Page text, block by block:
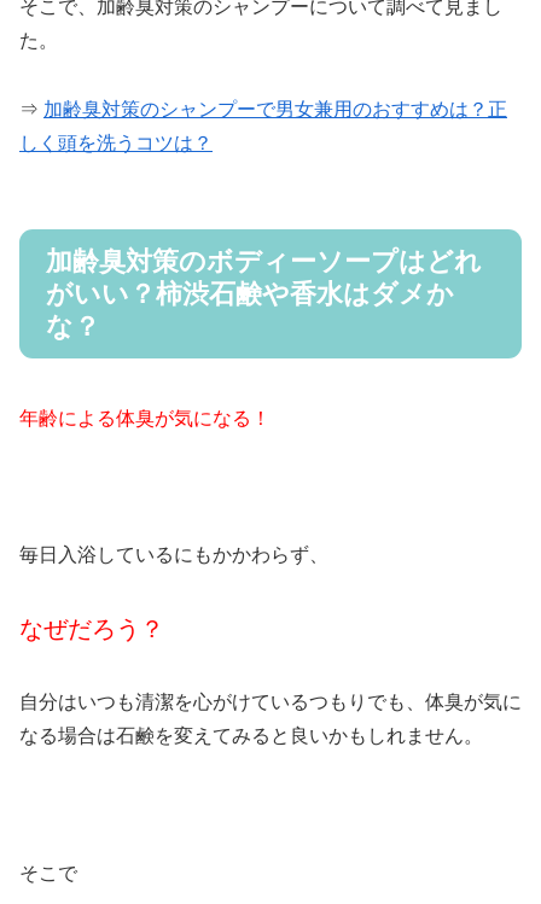
そこで、加齢臭対策のシャンプーについて調べて見まし
た。
⇒ 加齢臭対策のシャンプーで男女兼用のおすすめは？正
しく頭を洗うコツは？
加齢臭対策のボディーソープはどれ
がいい？柿渋石鹸や香水はダメか
な？
年齢による体臭が気になる！
毎日入浴しているにもかかわらず、
なぜだろう？
自分はいつも清潔を心がけているつもりでも、体臭が気に
なる場合は石鹸を変えてみると良いかもしれません。
そこで